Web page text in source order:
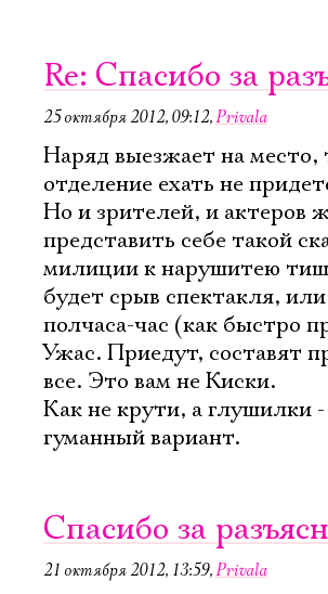
Re: Спасибо за
25 октября 2012, 09:12,Privala
Наряд выезжает на место,
отделение ехать не
Но и зрителей, и актеров
представить себе такой
милиции к нарушитею
будет срыв спектакля,
полчаса-час (как быстро
Ужас. Приедут, составят
все. Это вам не Киски.
Как не крути, а глушилки
гуманный вариант.
Спасибо за
21 октября 2012, 13:59,Privala